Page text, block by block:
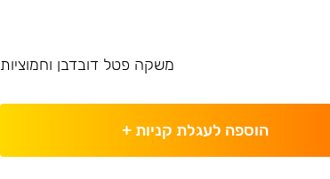
משקה פטל דובדבן וחמוציות
הוספה לעגלת קניות+